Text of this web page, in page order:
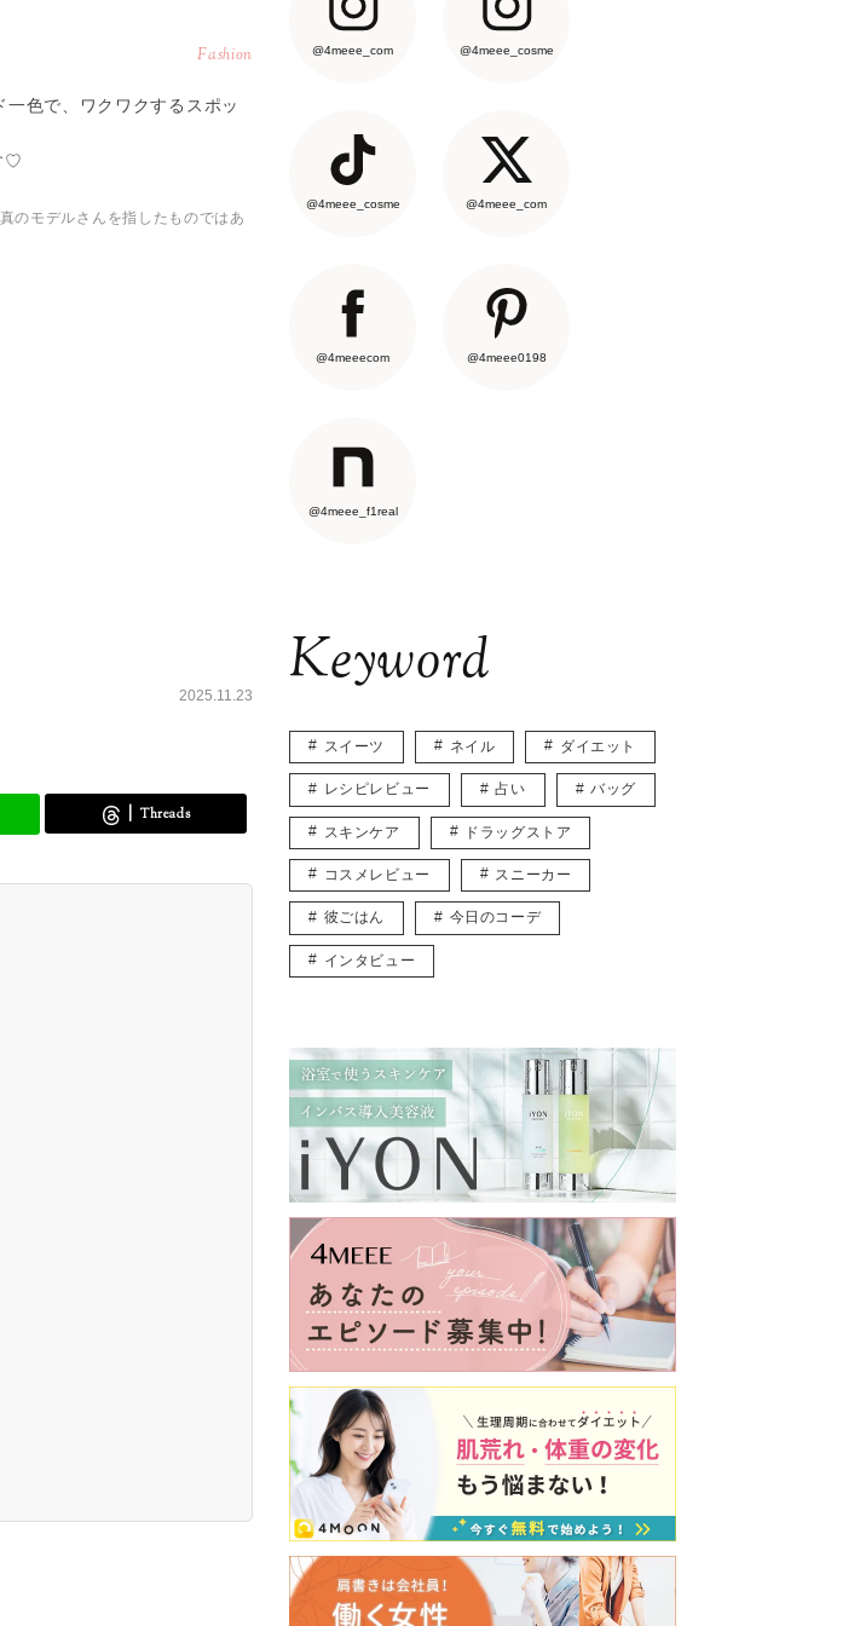
Fashion
色で、ワクワクするスポッ
♡
のモデルさんを指したものではあ
2025.11.23
Threads
@4meee_com @4meee_cosme
@4meee_cosme @4meee_com
@4meeecom @4meee0198
@4meee_f1real
Keyword
スイーツ ネイル ダイエット
レシピレビュー 占い バッグ
スキンケア ドラッグストア
コスメレビュー スニーカー
彼ごはん 今日のコーデ
インタビュー